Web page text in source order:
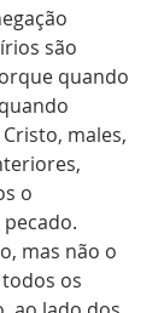
são
quando
males,
o
mas não o
os